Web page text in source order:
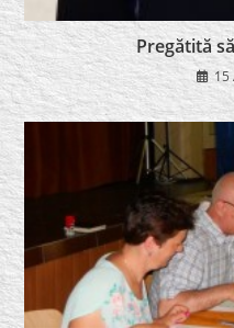
Pregătită
15